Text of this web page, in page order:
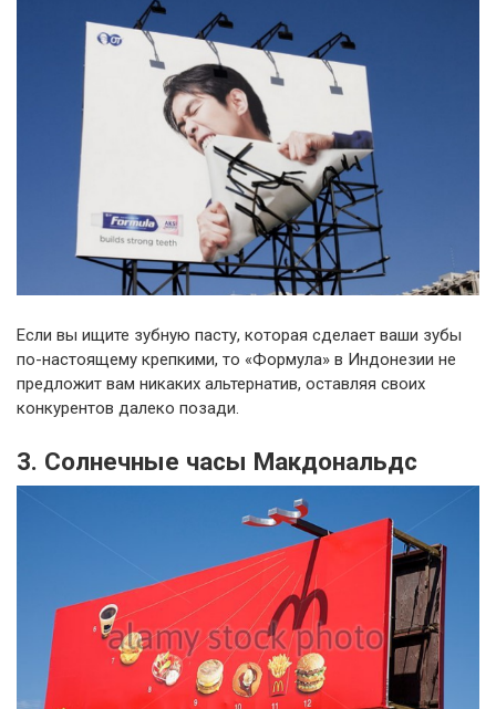
Если вы ищите зубную пасту, которая сделает ваши зубы
по-настоящему крепкими, то «Формула» в Индонезии не
предложит вам никаких альтернатив, оставляя своих
конкурентов далеко позади.
3. Солнечные часы Макдональдс